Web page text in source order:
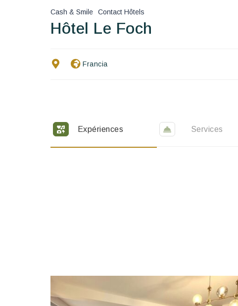
Cash & Smile Contact Hôtels
Hôtel Le Foch
Francia
Expériences Services